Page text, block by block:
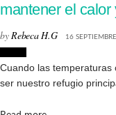
mantener el
byRebeca H.G 16
Cuando las temperaturas
ser nuestro refugio